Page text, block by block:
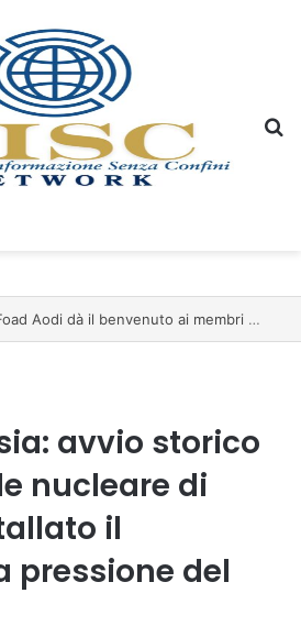
Il professor dottor Foad Aodi dà il benvenuto ai membri del Comitato per le Scienze delle Piramidi e le Scienze Archeologiche…
avvio storico
nucleare di
il
pressione del